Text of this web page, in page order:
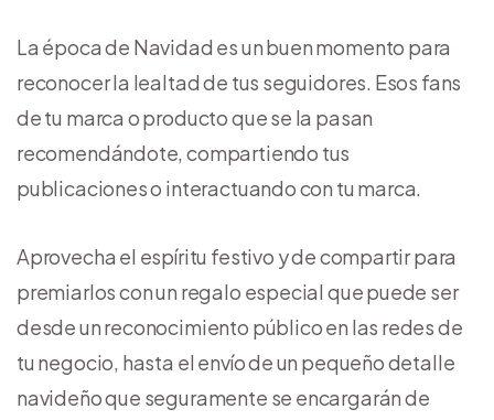
La época de Navidad es un buen momento para
reconocer la lealtad de tus seguidores. Esos fans
de tu marca o producto que se la pasan
recomendándote, compartiendo tus
publicaciones o interactuando con tu marca.
Aprovecha el espíritu festivo y de compartir para
premiarlos con un regalo especial que puede ser
desde un reconocimiento público en las redes de
tu negocio, hasta el envío de un pequeño detalle
navideño que seguramente se encargarán de